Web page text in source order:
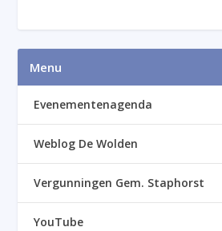
Menu
Evenementenagenda
Weblog De Wolden
Vergunningen Gem. Staphorst
YouTube